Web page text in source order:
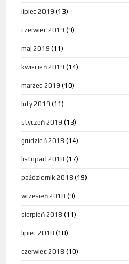
lipiec 2019 (13)
czerwiec 2019 (9)
maj 2019 (11)
kwiecień 2019 (14)
marzec 2019 (10)
luty 2019 (11)
styczeń 2019 (13)
grudzień 2018 (14)
listopad 2018 (17)
październik 2018 (19)
wrzesień 2018 (9)
sierpień 2018 (11)
lipiec 2018 (10)
czerwiec 2018 (10)